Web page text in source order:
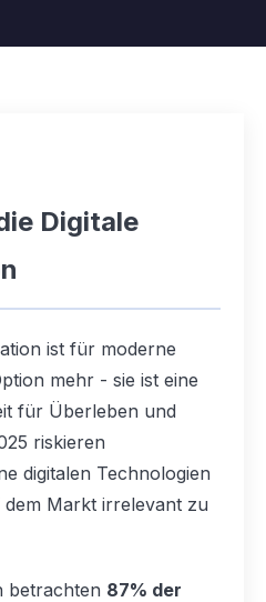
Digitale
ist für moderne
mehr - sie ist eine
für Überleben und
riskieren
digitalen Technologien
Markt irrelevant zu
betrachten 87% der